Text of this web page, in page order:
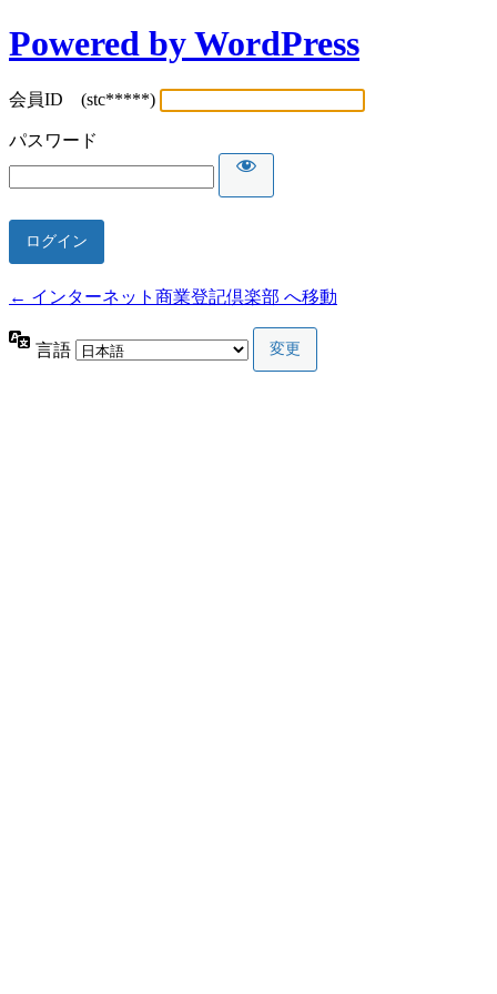
Powered by WordPress
会員ID (stc*****)
パスワード
← インターネット商業登記倶楽部 へ移動
言語